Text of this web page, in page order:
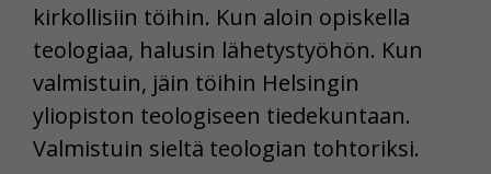
kirkollisiin töihin. Kun aloin opiskella
teologiaa, halusin lähetystyöhön. Kun
valmistuin, jäin töihin Helsingin
yliopiston teologiseen tiedekuntaan.
Valmistuin sieltä teologian tohtoriksi.